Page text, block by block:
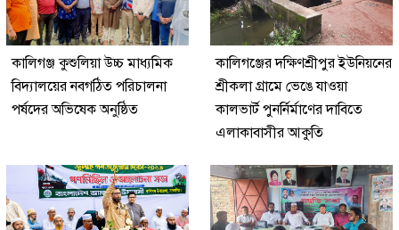
কালিগঞ্জ কুশুলিয়া উচ্চ মাধ্যমিক
বিদ্যালয়ের নবগঠিত পরিচালনা
পর্ষদের অভিষেক অনুষ্ঠিত
কালিগঞ্জের দক্ষিণশ্রীপুর ইউ‌নিয়‌নের
শ্রীকলা গ্রা‌মে ভেঙে যাওয়া
কালভার্ট পুনর্নির্মাণের দাবিতে
এলাকাবাসীর আকুতি